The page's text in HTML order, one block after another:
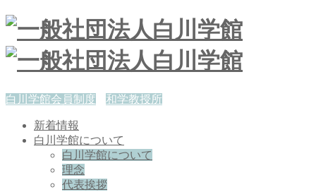
白川学館会員制度 和学教授所
新着情報
白川学館について
白川学館について
理念
代表挨拶